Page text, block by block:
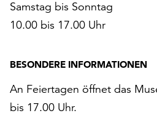
Samstag bis Sonntag
10.00 bis 17.00 Uhr
BESONDERE INFORMATIONEN
An Feiertagen öffnet das
bis 17.00 Uhr.